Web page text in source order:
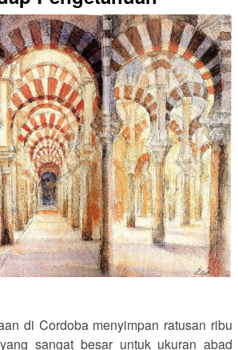
di Cordoba menyimpan ratusan ribu
sangat besar untuk ukuran abad